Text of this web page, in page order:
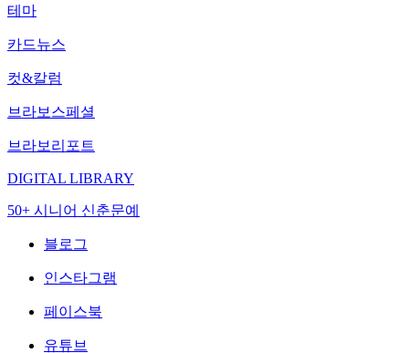
테마
카드뉴스
컷&칼럼
브라보스페셜
브라보리포트
DIGITAL LIBRARY
50+ 시니어 신춘문예
블로그
인스타그램
페이스북
유튜브